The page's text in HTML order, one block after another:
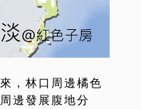
，林口周邊橘色
邊發展腹地分